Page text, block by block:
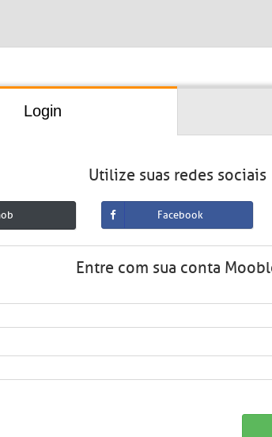
Login
Utilize suas redes sociais
Facebook
Entre com sua conta